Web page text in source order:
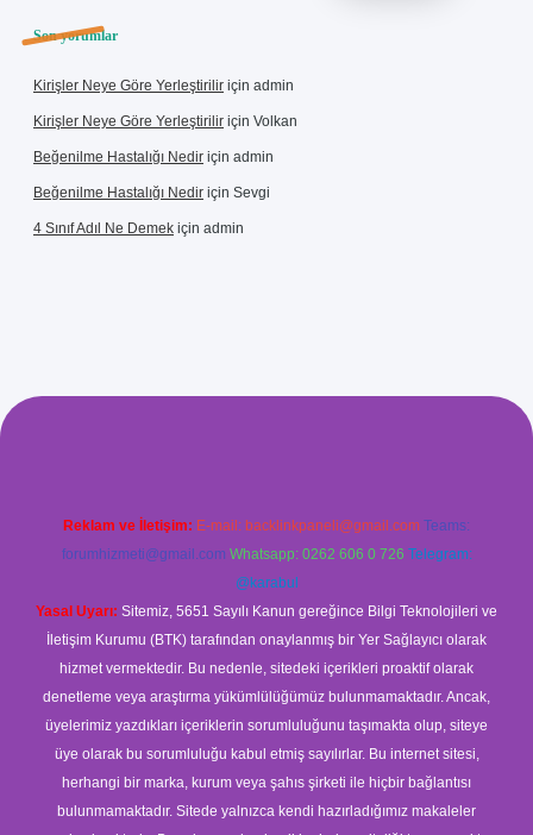
Son yorumlar
Kirişler Neye Göre Yerleştirilir için admin
Kirişler Neye Göre Yerleştirilir için Volkan
Beğenilme Hastalığı Nedir için admin
Beğenilme Hastalığı Nedir için Sevgi
4 Sınıf Adıl Ne Demek için admin
Reklam ve İletişim: E-mail: backlinkpaneli@gmail.com Teams:
forumhizmeti@gmail.com Whatsapp: 0262 606 0 726 Telegram:
@karabul
Yasal Uyarı: Sitemiz, 5651 Sayılı Kanun gereğince Bilgi Teknolojileri ve
İletişim Kurumu (BTK) tarafından onaylanmış bir Yer Sağlayıcı olarak
hizmet vermektedir. Bu nedenle, sitedeki içerikleri proaktif olarak
denetleme veya araştırma yükümlülüğümüz bulunmamaktadır. Ancak,
üyelerimiz yazdıkları içeriklerin sorumluluğunu taşımakta olup, siteye
üye olarak bu sorumluluğu kabul etmiş sayılırlar. Bu internet sitesi,
herhangi bir marka, kurum veya şahıs şirketi ile hiçbir bağlantısı
bulunmamaktadır. Sitede yalnızca kendi hazırladığımız makaleler